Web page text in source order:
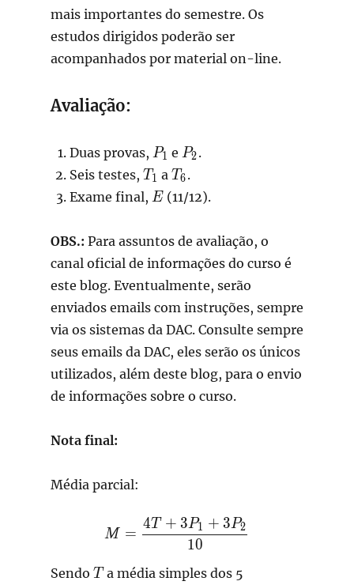
mais importantes do semestre. Os
estudos dirigidos poderão ser
acompanhados por material on-line.
Avaliação:
Duas provas, P_1
P1 eP_2
P2.
Seis testes, T_1
T1 aT_6
T6.
Exame final, E
E(11/12).
OBS.: Para assuntos de avaliação, o
canal oficial de informações do curso é
este blog. Eventualmente, serão
enviados emails com instruções, sempre
via os sistemas da DAC. Consulte sempre
seus emails da DAC, eles serão os únicos
utilizados, além deste blog, para o envio
de informações sobre o curso.
Nota final:
Média parcial:
M = \frac{4T + 3P_1 +
M =
10
4T + 3P1 + 3P2
Sendo T
T a média simples dos 5